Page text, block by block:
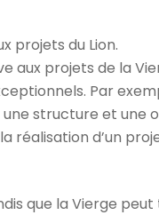
projets du Lion.
aux projets de la
Par
structure et une
réalisation d’un
que la Vierge